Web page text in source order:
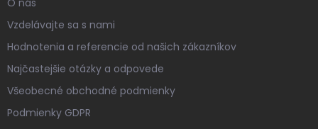
O nás
Vzdelávajte sa s nami
Hodnotenia a referencie od našich zákazníkov
Najčastejšie otázky a odpovede
Všeobecné obchodné podmienky
Podmienky GDPR